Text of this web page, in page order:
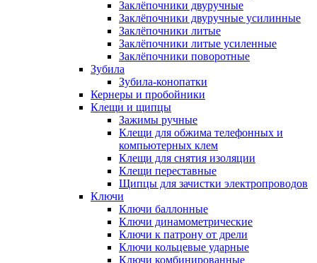
Заклёпочники двуручные
Заклёпочники двуручные усилинные
Заклёпочники литые
Заклёпочники литые усиленные
Заклёпочники поворотные
Зубила
Зубила-конопатки
Кернеры и пробойники
Клещи и щипцы
Зажимы ручные
Клещи для обжима телефонных и
компьютерных клем
Клещи для снятия изоляции
Клещи переставные
Щипцы для зачистки электропроводов
Ключи
Ключи баллонные
Ключи динамометрические
Ключи к патрону от дрели
Ключи кольцевые ударные
Ключи комбинированные